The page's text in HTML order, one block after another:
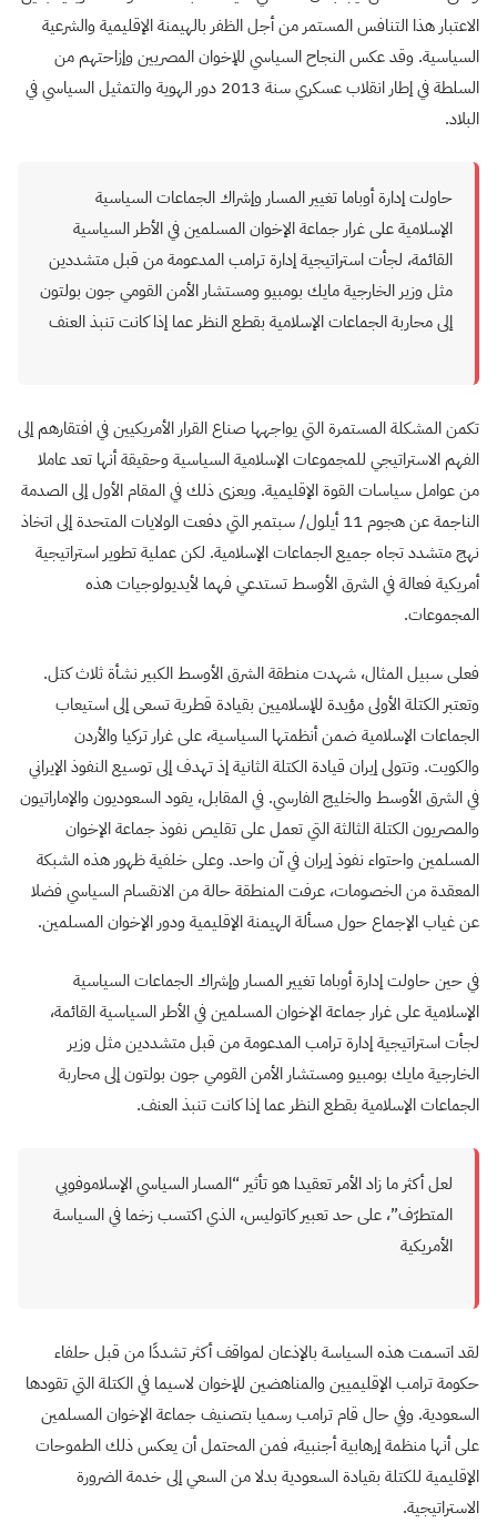
الاعتبار هذا التنافس المستمر من أجل الظفر بالهيمنة الإقليمية والشرعية
السياسية. وقد عكس النجاح السياسي للإخوان المصريين وإزاحتهم من
السلطة في إطار انقلاب عسكري سنة 2013 دور الهوية والتمثيل السياسي في
البلاد.
حاولت إدارة أوباما تغيير المسار وإشراك الجماعات السياسية
الإسلامية على غرار جماعة الإخوان المسلمين في الأطر السياسية
القائمة، لجأت استراتيجية إدارة ترامب المدعومة من قبل متشددين
مثل وزير الخارجية مايك بومبيو ومستشار الأمن القومي جون بولتون
إلى محاربة الجماعات الإسلامية بقطع النظر عما إذا كانت تنبذ العنف
تكمن المشكلة المستمرة التي يواجهها صناع القرار الأمريكيين في افتقارهم إلى
الفهم الاستراتيجي للمجموعات الإسلامية السياسية وحقيقة أنها تعد عاملا
من عوامل سياسات القوة الإقليمية. ويعزى ذلك في المقام الأول إلى الصدمة
الناجمة عن هجوم 11 أيلول/ سبتمبر التي دفعت الولايات المتحدة إلى اتخاذ
نهج متشدد تجاه جميع الجماعات الإسلامية. لكن عملية تطوير استراتيجية
أمريكية فعالة في الشرق الأوسط تستدعي فهما لأيديولوجيات هذه
المجموعات.
فعلى سبيل المثال، شهدت منطقة الشرق الأوسط الكبير نشأة ثلاث كتل.
وتعتبر الكتلة الأولى مؤيدة للإسلاميين بقيادة قطرية تسعى إلى استيعاب
الجماعات الإسلامية ضمن أنظمتها السياسية، على غرار تركيا والأردن
والكويت. وتتولى إيران قيادة الكتلة الثانية إذ تهدف إلى توسيع النفوذ الإيراني
في الشرق الأوسط والخليج الفارسي. في المقابل، يقود السعوديون والإماراتيون
والمصريون الكتلة الثالثة التي تعمل على تقليص نفوذ جماعة الإخوان
المسلمين واحتواء نفوذ إيران في آن واحد. وعلى خلفية ظهور هذه الشبكة
المعقدة من الخصومات، عرفت المنطقة حالة من الانقسام السياسي فضلا
عن غياب الإجماع حول مسألة الهيمنة الإقليمية ودور الإخوان المسلمين.
في حين حاولت إدارة أوباما تغيير المسار وإشراك الجماعات السياسية
الإسلامية على غرار جماعة الإخوان المسلمين في الأطر السياسية القائمة،
لجأت استراتيجية إدارة ترامب المدعومة من قبل متشددين مثل وزير
الخارجية مايك بومبيو ومستشار الأمن القومي جون بولتون إلى محاربة
الجماعات الإسلامية بقطع النظر عما إذا كانت تنبذ العنف.
لعل أكثر ما زاد الأمر تعقيدا هو تأثير “المسار السياسي الإسلاموفوبي
المتطرّف”، على حد تعبير كاتوليس، الذي اكتسب زخما في السياسة
الأمريكية
لقد اتسمت هذه السياسة بالإذعان لمواقف أكثر تشددًا من قبل حلفاء
حكومة ترامب الإقليميين والمناهضين للإخوان لاسيما في الكتلة التي تقودها
السعودية. وفي حال قام ترامب رسميا بتصنيف جماعة الإخوان المسلمين
على أنها منظمة إرهابية أجنبية، فمن المحتمل أن يعكس ذلك الطموحات
الإقليمية للكتلة بقيادة السعودية بدلا من السعي إلى خدمة الضرورة
الاستراتيجية.